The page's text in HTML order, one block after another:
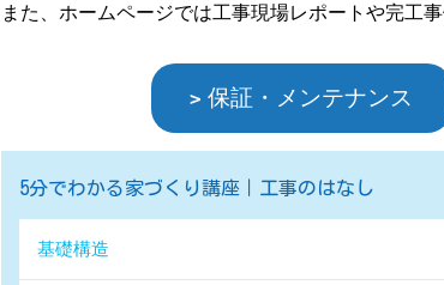
また、ホームページでは工事現場レポートや完工
保証・メンテナンス
5分でわかる家づくり講座｜工事のはなし
基礎構造